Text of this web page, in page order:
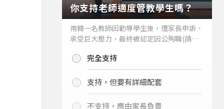
你支持老師適度管教學生嗎？
南韓一名教師因勸導學生後，遭家長申訴、
承受巨大壓力，最終被認定因公殉職(請見
你支持老師適度管教學生嗎？
完全支持
支持，但要有詳細配套
不支持，應由家長負責